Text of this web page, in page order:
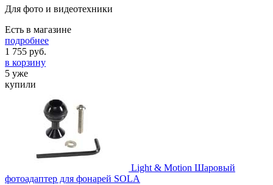
Для фото и видеотехники
Есть в магазине
подробнее
1 755 руб.
в корзину
5 уже
купили
Light & Motion Шаровый
фотоадаптер для фонарей SOLA